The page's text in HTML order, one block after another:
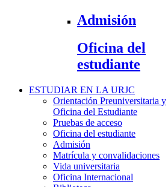
Admisión
Oficina del
estudiante
ESTUDIAR EN LA URJC
Orientación Preuniversitaria y
Oficina del Estudiante
Pruebas de acceso
Oficina del estudiante
Admisión
Matrícula y convalidaciones
Vida universitaria
Oficina Internacional